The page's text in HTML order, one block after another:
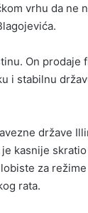
vrhu da ne
On prodaje
i stabilnu
države
kasnije
za
rata.